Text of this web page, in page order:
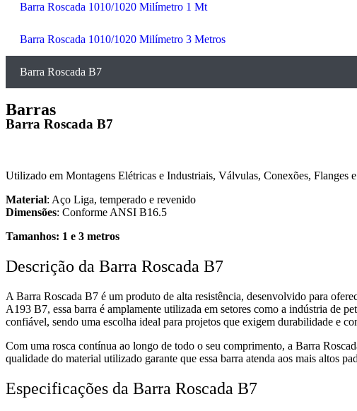
Barra Roscada 1010/1020 Milímetro 1 Mt
Barra Roscada 1010/1020 Milímetro 3 Metros
Barra Roscada B7
Barras
Barra Roscada B7
Utilizado em Montagens Elétricas e Industriais, Válvulas, Conexões, Flanges
Material: Aço Liga, temperado e revenido
Dimensões: Conforme ANSI B16.5
Tamanhos: 1 e 3 metros
Descrição da Barra Roscada B7
A Barra Roscada B7 é um produto de alta resistência, desenvolvido para
A193 B7, essa barra é amplamente utilizada em setores como a indústria de
confiável, sendo uma escolha ideal para projetos que exigem durabilidade e
Com uma rosca contínua ao longo de todo o seu comprimento, a Barra
qualidade do material utilizado garante que essa barra atenda aos mais altos
Especificações da Barra Roscada B7